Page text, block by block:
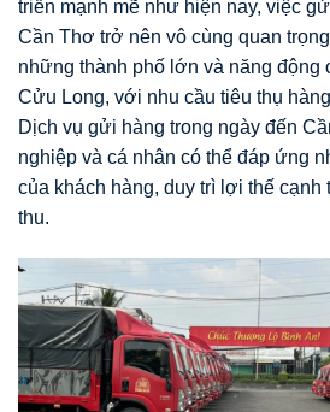
triển mạnh mẽ như hiện nay, việc
Cần Thơ trở nên vô cùng quan
những thành phố lớn và năng động
Cửu Long, với nhu cầu tiêu thụ
Dịch vụ gửi hàng trong ngày đến
nghiệp và cá nhân có thể đáp ứng
của khách hàng, duy trì lợi thế cạnh
thu.